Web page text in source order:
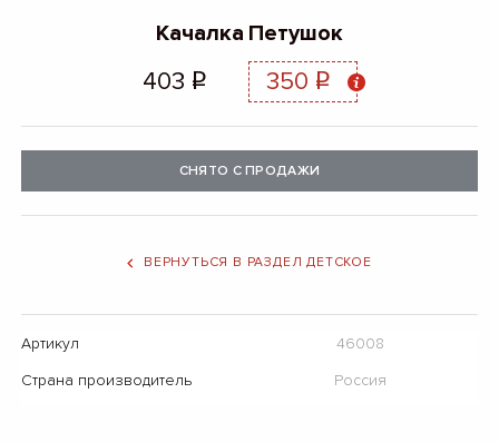
Качалка Петушок
403 q 350 q
СНЯТО С ПРОДАЖИ
ВЕРНУТЬСЯ В РАЗДЕЛ ДЕТСКОЕ
Артикул
46008
Страна производитель
Россия